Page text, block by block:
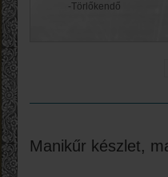
-Törlőkendő
Manikűr készlet,